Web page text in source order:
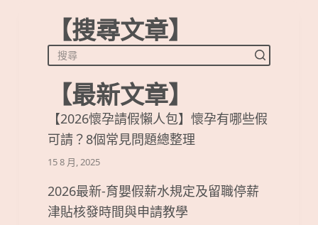
【搜尋文章】
【最新文章】
【2026懷孕請假懶人包】懷孕有哪些假
可請？8個常見問題總整理
15 8 月, 2025
2026最新-育嬰假薪水規定及留職停薪
津貼核發時間與申請教學